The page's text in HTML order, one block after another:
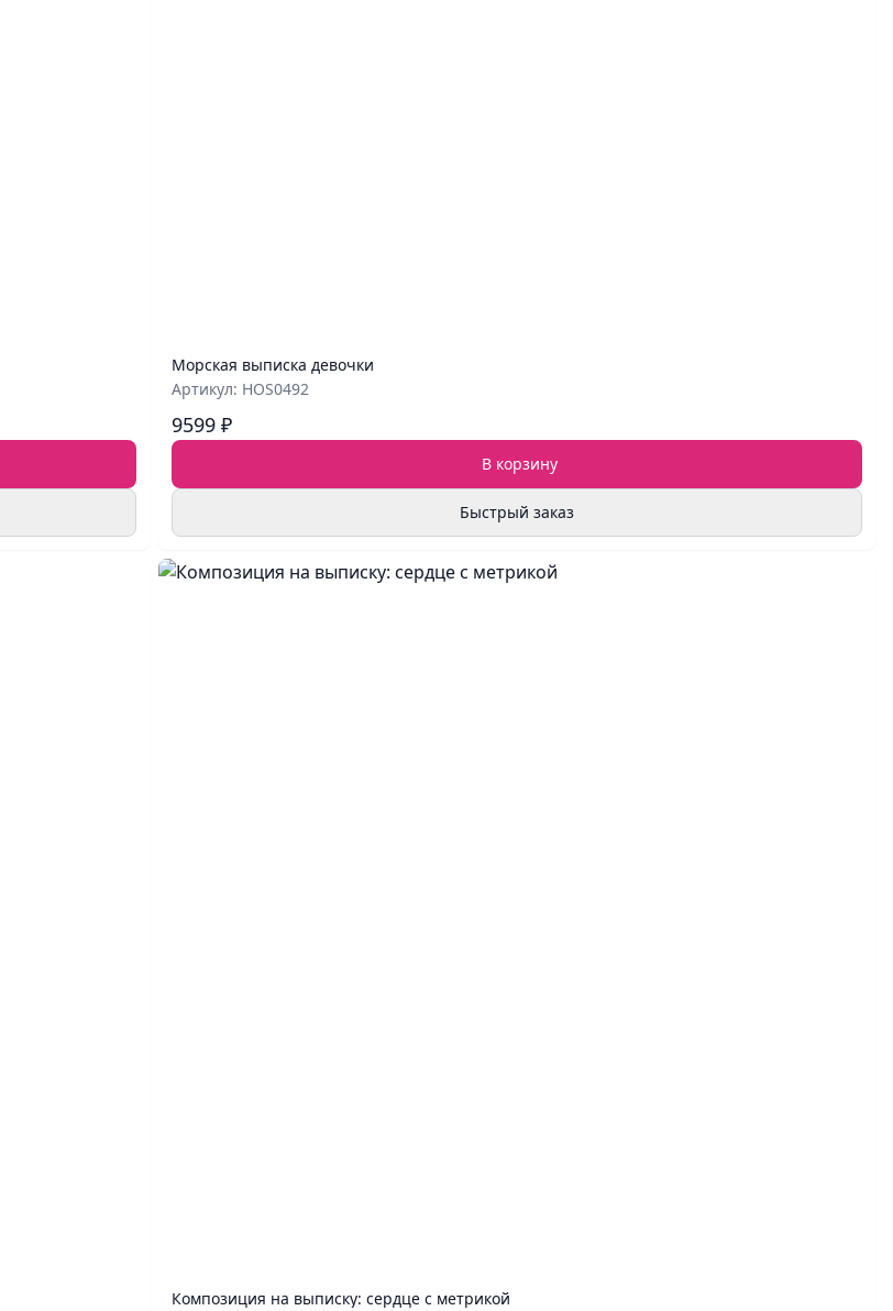
Морская выписка девочки
Артикул: HOS0492
9599 ₽
В корзину
Быстрый заказ
Композиция на выписку: сердце с метрикой